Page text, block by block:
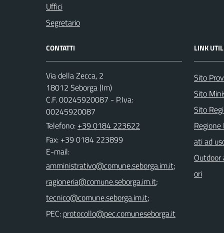
Uffici
Segretario
CONTATTI
Via della Zecca, 2
18012 Seborga (Im)
C.F. 00245920087 - P.Iva:
00245920087
Telefono: +39 0184 223622
Fax: +39 0184 223899
E-mail:
;
;
;
PEC:
LINK
Sito
Sito
Sito
ati ad
Outdoor
ori